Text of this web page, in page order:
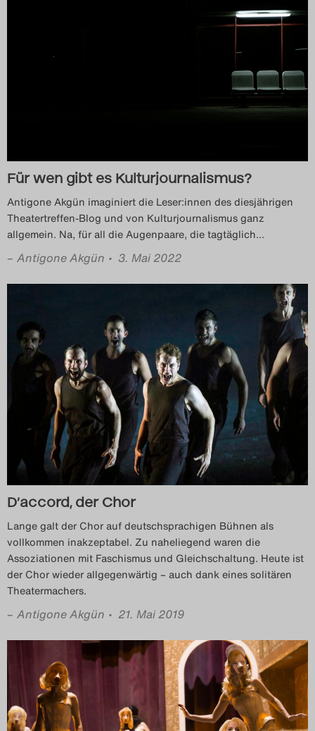
Für wen gibt es Kulturjournalismus?
Antigone Akgün imaginiert die Leser:innen des diesjährigen
Theatertreffen-Blog und von Kulturjournalismus ganz
allgemein. Na, für all die Augenpaare, die tagtäglich…
– Antigone Akgün • 3. Mai 2022
D’accord, der Chor
Lange galt der Chor auf deutschsprachigen Bühnen als
vollkommen inakzeptabel. Zu naheliegend waren die
Assoziationen mit Faschismus und Gleichschaltung. Heute ist
der Chor wieder allgegenwärtig – auch dank eines solitären
Theatermachers.
– Antigone Akgün • 21. Mai 2019